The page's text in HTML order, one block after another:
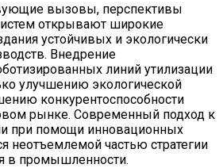
вызовы, перспективы
открывают широкие
устойчивых и экологически
Внедрение
линий утилизации
улучшению экологической
конкурентоспособности
рынке. Современный подход к
при помощи инновационных
неотъемлемой частью стратегии
в промышленности.